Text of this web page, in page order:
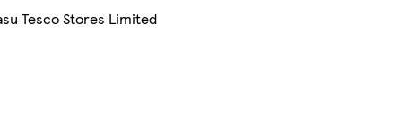
Tesco Stores Limited